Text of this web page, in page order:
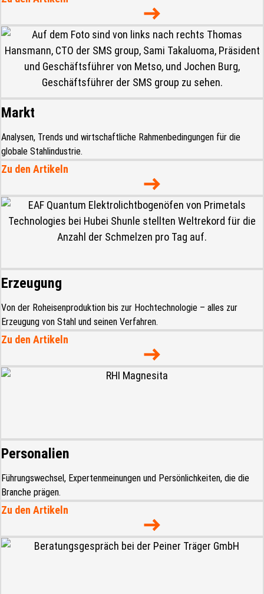
Markt
Analysen, Trends und wirtschaftliche Rahmenbedingungen für die
globale Stahlindustrie.
Zu den Artikeln
Erzeugung
Von der Roheisenproduktion bis zur Hochtechnologie – alles zur
Erzeugung von Stahl und seinen Verfahren.
Zu den Artikeln
Personalien
Führungswechsel, Expertenmeinungen und Persönlichkeiten, die die
Branche prägen.
Zu den Artikeln